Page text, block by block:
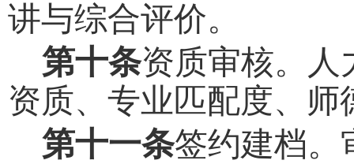
讲与综合评价。
第十条资质审核。人
资质、专业匹配度、
第十一条签约建档。